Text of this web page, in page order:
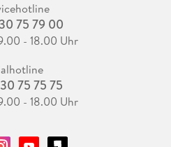
75 79 00
- 18.00 Uhr
75 75 75
- 18.00 Uhr